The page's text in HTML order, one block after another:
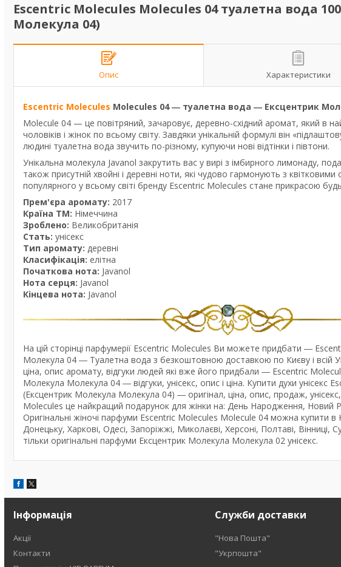
Escentric Molecules Molecules 04 туалетна вода
Молекула 04)
Опис Характеристики
Escentric Molecules Molecules 04 ― туалетна вода ― Ексцентрик
Molecule 04 — це повітряний, зачаровує, деревно-східний аромат, який в
чоловіків і жінок по всьому світу. Завдяки унікальній формулі він
людині туалетна вода звучить по-різному, купуючи нові відтінки і півтони.
Унікальна молекула Javanol закрутить вас у вирі з імбирного лимонаду,
також присутній хвойні і деревні ноти, які чудово гармонують з
популярного у всьому світі бренду Escentric Molecules стане прикрасою
Прем'єра аромату: 2017
Країна ТМ: Німеччина
Зроблено: Великобританія
Стать: унісекс
Тип аромату: деревні
Класифікація: елітна
Початкова нота: Javanol
Нота серця: Javanol
Кінцева нота: Javanol
На цій сторінці парфумерії Escentric Molecules Ви можете придбати ―
Молекула 04 ― Туалетна вода з безкоштовною доставкою по Києву і всій
ціна, опис аромату, відгуки людей які вже його придбали ― Escentric
Молекула Молекула 04 ― відгуки, унісекс, опис і ціна. Купити духи
(Ексцентрик Молекула Молекула 04) ― оригінал, ціна, опис, продаж,
Molecules це найкращий подарунок для жінки на: День Народження, Новий
Оригінальні жіночі парфуми Escentric Molecules Molecule 04 можна купити в
Донецьку, Харкові, Одесі, Запоріжжі, Миколаєві, Херсоні, Полтаві, Вінниці,
тільки оригінальні парфуми Ексцентрик Молекула Молекула 02 унісекс.
Інформація
Акції
Контакти
Служби доставки
"Нова Пошта"
"Укрпошта"